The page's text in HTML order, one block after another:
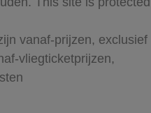
vanaf-prijzen, exclusief
vliegticketprijzen,